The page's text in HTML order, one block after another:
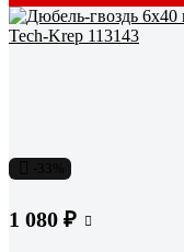
1 080 ₽